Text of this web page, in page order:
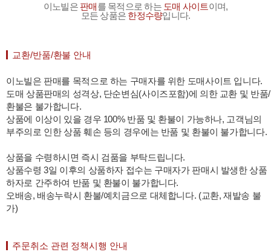
이노빌은 판매를 목적으로 하는 도매 사이트이며,
모든 상품은 한정수량입니다.
교환/반품/환불 안내
이노빌은 판매를 목적으로 하는 구매자를 위한 도매사이트 입니다.
도매 상품판매의 성격상, 단순변심(사이즈포함)에 의한 교환 및 반품/
환불은 불가합니다.
상품에 이상이 있을 경우 100% 반품 및 환불이 가능하나, 고객님의
부주의로 인한 상품 훼손 등의 경우에는 반품 및 환불이 불가합니다.
상품을 수령하시면 즉시 검품을 부탁드립니다.
상품수령 3일 이후의 상품하자 접수는 구매자가 판매시 발생한 상품
하자로 간주하여 반품 및 환불이 불가합니다.
오배송, 배송누락시 환불/예치금으로 대체합니다. (교환, 재발송 불
가)
주문취소 관련 정책시행 안내